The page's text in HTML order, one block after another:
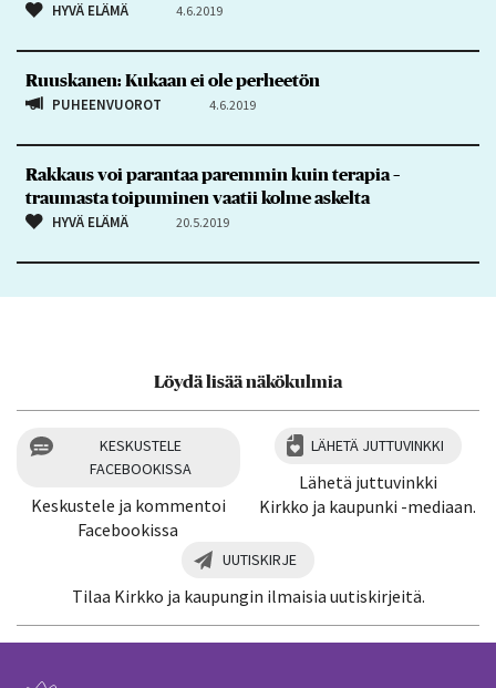
HYVÄ ELÄMÄ 4.6.2019
Ruuskanen: Kukaan ei ole perheetön
PUHEENVUOROT 4.6.2019
Rakkaus voi parantaa paremmin kuin terapia –
traumasta toipuminen vaatii kolme askelta
HYVÄ ELÄMÄ 20.5.2019
Löydä lisää näkökulmia
KESKUSTELE
FACEBOOKISSA
Keskustele ja kommentoi
Facebookissa
LÄHETÄ JUTTUVINKKI
Lähetä juttuvinkki
Kirkko ja kaupunki -mediaan.
UUTISKIRJE
Tilaa Kirkko ja kaupungin ilmaisia uutiskirjeitä.